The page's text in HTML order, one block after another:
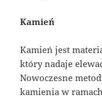
Kamień
Kamień jest
który nadaje
Nowoczesne
kamienia w